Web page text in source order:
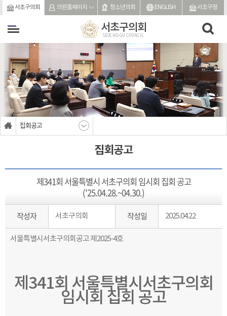
본문바로가기
서초구의회 의원홈페이지 청소년의회 ENGLISH 서초구청
서초구의회
SEOCHO-GU COUNCIL
집회공고
집회공고
제341회 서울특별시 서초구의회 임시회 집회 공고
('25.04.28.~04.30.)
작성자 서초구의회 작성일 2025.04.22
서울특별시서초구의회공고 제2025-4호
제341회 서울특별시서초구의회
임시회 집회 공고